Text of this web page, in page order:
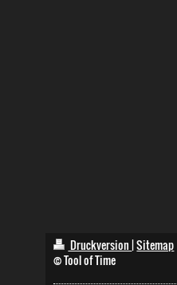
Druckversion|Sitemap
© Tool of Time